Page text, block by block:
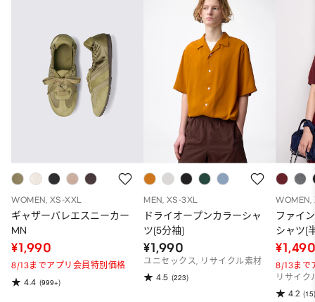
WOMEN, XS-XXL
ギャザーバレエスニーカー
MN
¥1,990
8/13までアプリ会員特別価格
4.4 (999+)
MEN, XS-3XL
ドライオープンカラーシャ
ツ(5分袖)
¥1,990
ユニセックス, リサイクル素材
4.5 (223)
WOMEN,
ファイ
シャツ(
8/13まで
リサイク
4.2 (15)